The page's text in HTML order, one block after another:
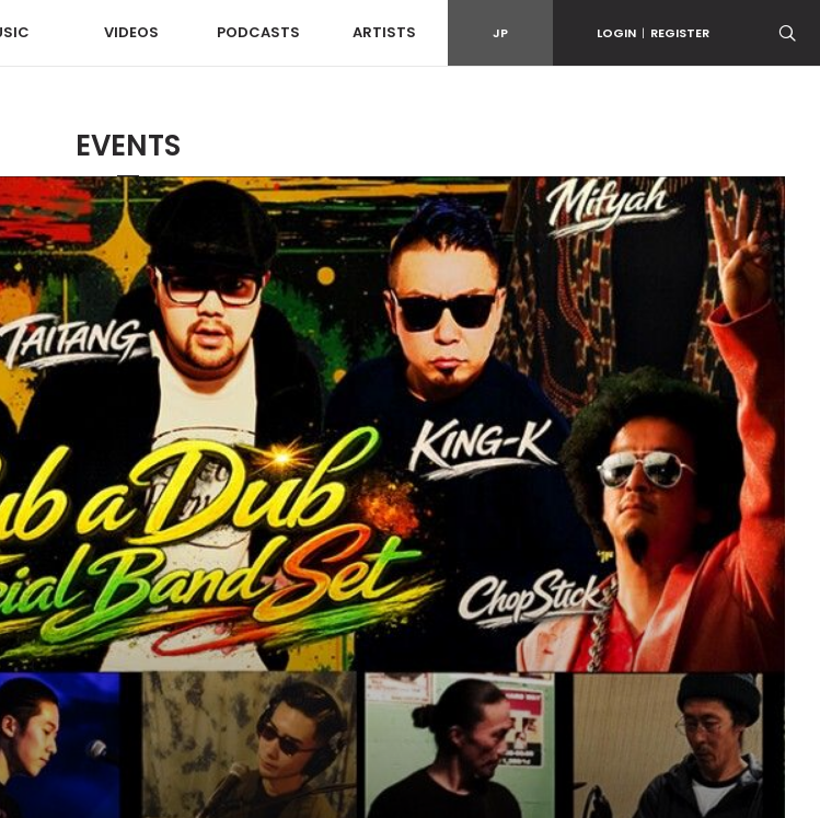
VIDEOS PODCASTS ARTISTS JP LOGIN | REGISTER
EVENTS